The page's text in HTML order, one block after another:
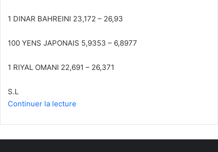
1 DINAR BAHREINI 23,172 – 26,93
100 YENS JAPONAIS 5,9353 – 6,8977
1 RIYAL OMANI 22,691 – 26,371
S.L
Continuer la lecture